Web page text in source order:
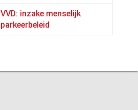
VVD: inzake menselijk
parkeerbeleid